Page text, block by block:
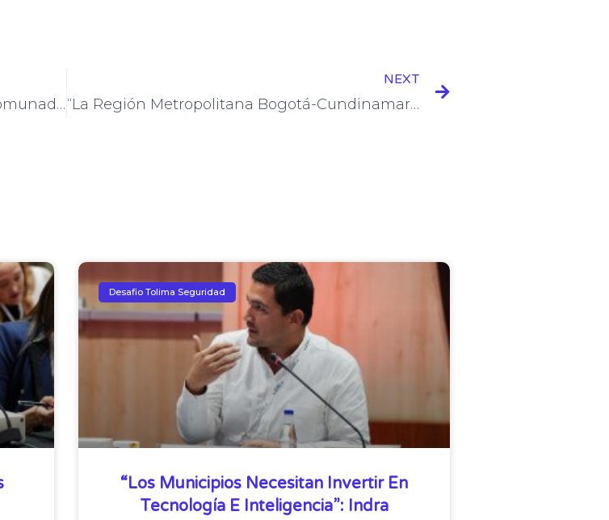
“La democracia se debe trabajar mancomunadamente”: Mauricio Rosillo
NEXT
“La Región Metropolitana Bogotá-Cundinamarca no compromete las autonomías territoriales”: expertos opinan
Desafio Tolima Seguridad
“Los Municipios Necesitan Invertir En
Tecnología E Inteligencia”: Indra